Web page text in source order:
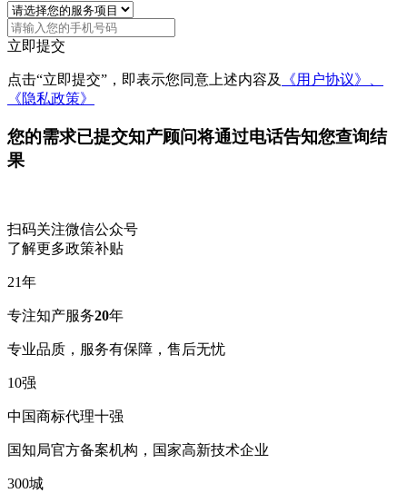
立即提交
点击“立即提交”，即表示您同意上述内容及
《用户协议》、
《隐私政策》
您的需求已提交知产顾问将通过电话告知您查询结
果
扫码关注微信公众号
了解更多政策补贴
21年
专注知产服务20年
专业品质，服务有保障，售后无忧
10强
中国商标代理十强
国知局官方备案机构，国家高新技术企业
300城